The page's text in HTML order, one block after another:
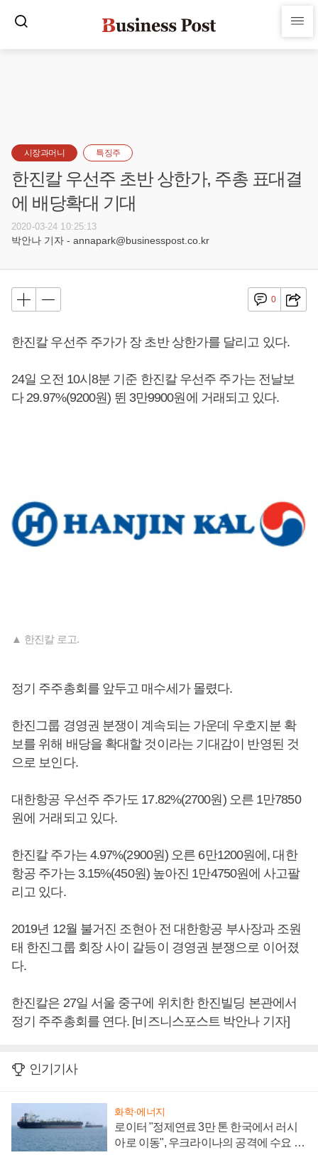
시장과머니 특징주
한진칼 우선주 초반 상한가, 주총 표대결
에 배당확대 기대
2020-03-24 10:25:13
박안나 기자 - annapark@businesspost.co.kr
0
한진칼 우선주 주가가 장 초반 상한가를 달리고 있다.
24일 오전 10시8분 기준 한진칼 우선주 주가는 전날보
다 29.97%(9200원) 뛴 3만9900원에 거래되고 있다.
▲ 한진칼 로고.
정기 주주총회를 앞두고 매수세가 몰렸다.
한진그룹 경영권 분쟁이 계속되는 가운데 우호지분 확
보를 위해 배당을 확대할 것이라는 기대감이 반영된 것
으로 보인다.
대한항공 우선주 주가도 17.82%(2700원) 오른 1만7850
원에 거래되고 있다.
한진칼 주가는 4.97%(2900원) 오른 6만1200원에, 대한
항공 주가는 3.15%(450원) 높아진 1만4750원에 사고팔
리고 있다.
2019년 12월 불거진 조현아 전 대한항공 부사장과 조원
태 한진그룹 회장 사이 갈등이 경영권 분쟁으로 이어졌
다.
한진칼은 27일 서울 중구에 위치한 한진빌딩 본관에서
정기 주주총회를 연다. [비즈니스포스트 박안나 기자]
인기기사
화학·에너지
로이터 "정제연료 3만 톤 한국에서 러시
아로 이동", 우크라이나의 공격에 수요 늘